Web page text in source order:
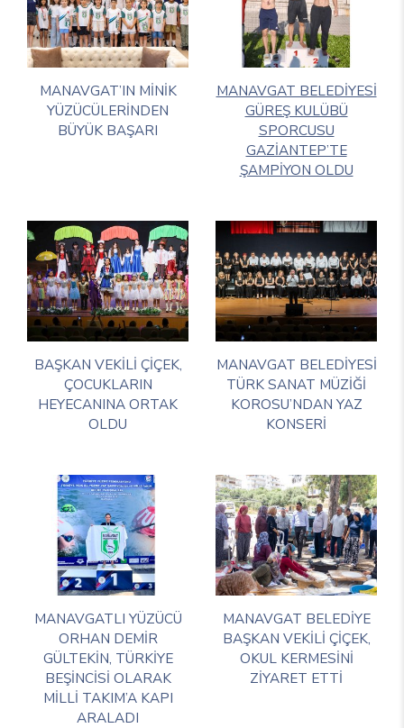
MANAVGAT’IN MİNİK
YÜZÜCÜLERİNDEN
BÜYÜK BAŞARI
MANAVGAT BELEDİYESİ
GÜREŞ KULÜBÜ
SPORCUSU
GAZİANTEP’TE
ŞAMPİYON OLDU
BAŞKAN VEKİLİ ÇİÇEK,
ÇOCUKLARIN
HEYECANINA ORTAK
OLDU
MANAVGAT BELEDİYESİ
TÜRK SANAT MÜZİĞİ
KOROSU’NDAN YAZ
KONSERİ
MANAVGATLI YÜZÜCÜ
ORHAN DEMİR
GÜLTEKİN, TÜRKİYE
BEŞİNCİSİ OLARAK
MİLLİ TAKIM’A KAPI
ARALADI
MANAVGAT BELEDİYE
BAŞKAN VEKİLİ ÇİÇEK,
OKUL KERMESİNİ
ZİYARET ETTİ